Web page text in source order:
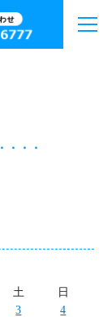
・・・
土
日
3
4